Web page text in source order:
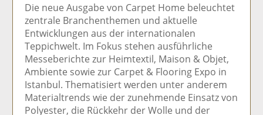
Die neue Ausgabe von Carpet Home beleuchtet
zentrale Branchenthemen und aktuelle
Entwicklungen aus der internationalen
Teppichwelt. Im Fokus stehen ausführliche
Messeberichte zur Heimtextil, Maison & Objet,
Ambiente sowie zur Carpet & Flooring Expo in
Istanbul. Thematisiert werden unter anderem
Materialtrends wie der zunehmende Einsatz von
Polyester, die Rückkehr der Wolle und der